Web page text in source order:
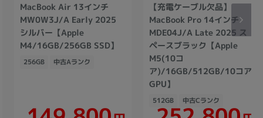
MacBook Air 13インチ
MW0W3J/A Early 2025
シルバー【Apple
M4/16GB/256GB SSD】
256GB 中古Aランク
【充電ケーブル欠品】
MacBook Pro 14インチ
MDE04J/A Late 2025 ス
ペースブラック【Apple
M5(10コ
ア)/16GB/512GB/10コア
GPU】
512GB 中古Cランク